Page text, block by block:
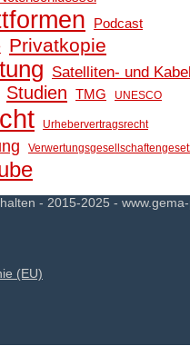
Podcast
Privatkopie
Satelliten- und
Studien TMG UNESCO
Urhebervertragsrecht
- 2015-2025 -
(EU)